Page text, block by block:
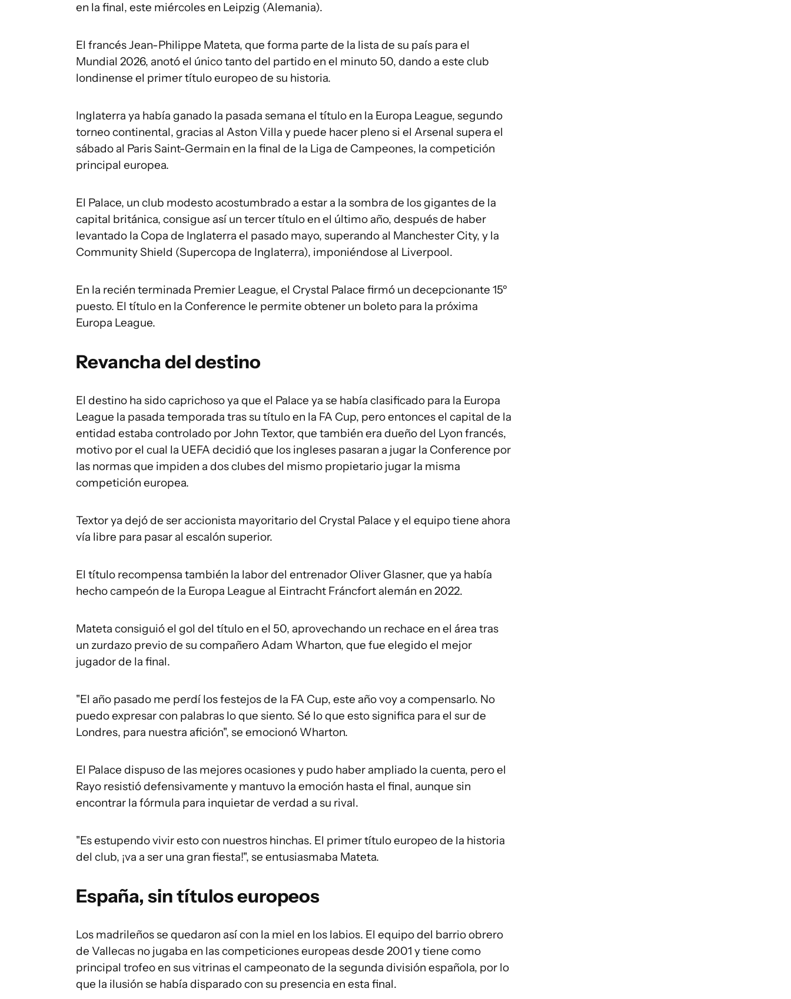
en la final, este miércoles en Leipzig (Alemania).
El francés Jean-Philippe Mateta, que forma parte de la lista de su país para el
Mundial 2026, anotó el único tanto del partido en el minuto 50, dando a este club
londinense el primer título europeo de su historia.
Inglaterra ya había ganado la pasada semana el título en la Europa League, segundo
torneo continental, gracias al Aston Villa y puede hacer pleno si el Arsenal supera el
sábado al Paris Saint-Germain en la final de la Liga de Campeones, la competición
principal europea.
El Palace, un club modesto acostumbrado a estar a la sombra de los gigantes de la
capital británica, consigue así un tercer título en el último año, después de haber
levantado la Copa de Inglaterra el pasado mayo, superando al Manchester City, y la
Community Shield (Supercopa de Inglaterra), imponiéndose al Liverpool.
En la recién terminada Premier League, el Crystal Palace firmó un decepcionante 15º
puesto. El título en la Conference le permite obtener un boleto para la próxima
Europa League.
Revancha del destino
El destino ha sido caprichoso ya que el Palace ya se había clasificado para la Europa
League la pasada temporada tras su título en la FA Cup, pero entonces el capital de la
entidad estaba controlado por John Textor, que también era dueño del Lyon francés,
motivo por el cual la UEFA decidió que los ingleses pasaran a jugar la Conference por
las normas que impiden a dos clubes del mismo propietario jugar la misma
competición europea.
Textor ya dejó de ser accionista mayoritario del Crystal Palace y el equipo tiene ahora
vía libre para pasar al escalón superior.
El título recompensa también la labor del entrenador Oliver Glasner, que ya había
hecho campeón de la Europa League al Eintracht Fráncfort alemán en 2022.
Mateta consiguió el gol del título en el 50, aprovechando un rechace en el área tras
un zurdazo previo de su compañero Adam Wharton, que fue elegido el mejor
jugador de la final.
"El año pasado me perdí los festejos de la FA Cup, este año voy a compensarlo. No
puedo expresar con palabras lo que siento. Sé lo que esto significa para el sur de
Londres, para nuestra afición", se emocionó Wharton.
El Palace dispuso de las mejores ocasiones y pudo haber ampliado la cuenta, pero el
Rayo resistió defensivamente y mantuvo la emoción hasta el final, aunque sin
encontrar la fórmula para inquietar de verdad a su rival.
"Es estupendo vivir esto con nuestros hinchas. El primer título europeo de la historia
del club, ¡va a ser una gran fiesta!", se entusiasmaba Mateta.
España, sin títulos europeos
Los madrileños se quedaron así con la miel en los labios. El equipo del barrio obrero
de Vallecas no jugaba en las competiciones europeas desde 2001 y tiene como
principal trofeo en sus vitrinas el campeonato de la segunda división española, por lo
que la ilusión se había disparado con su presencia en esta final.